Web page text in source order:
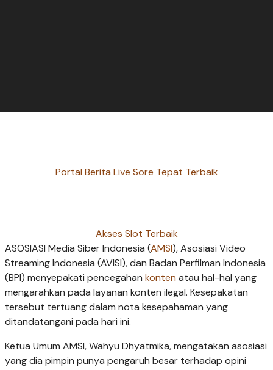
Portal Berita Live Sore Tepat Terbaik
Akses Slot Terbaik
ASOSIASI Media Siber Indonesia (AMSI), Asosiasi Video
Streaming Indonesia (AVISI), dan Badan Perfilman Indonesia
(BPI) menyepakati pencegahan konten atau hal-hal yang
mengarahkan pada layanan konten ilegal. Kesepakatan
tersebut tertuang dalam nota kesepahaman yang
ditandatangani pada hari ini.
Ketua Umum AMSI, Wahyu Dhyatmika, mengatakan asosiasi
yang dia pimpin punya pengaruh besar terhadap opini